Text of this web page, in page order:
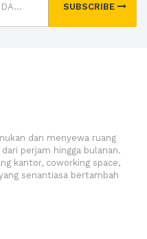
SUBSCRIBE
dan menyewa ruang
perjam hingga bulanan.
kantor, coworking space,
senantiasa bertambah